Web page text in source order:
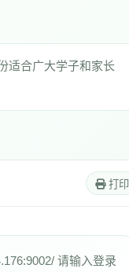
适合广大学子和家长
打印
请输入登录